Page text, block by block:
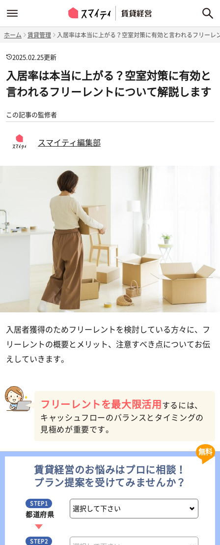
ホーム 賃貸管理 入居率は本当に上がる？空室対策に有効と言われるフリーレ
2025.02.25更新
入居率は本当に上がる？空室対策に有効と
言われるフリーレントについて解説します
この記事の監修者
スマイティ編集部
入居者獲得のためフリーレントを検討している方々に、フ
リーレントの概要とメリット、注意すべき点についてお伝
えしていきます。
フリーレントを最大限活用 するには、
キャッシュフローのバランスとタイミングの
見極めが重要です。
賃貸経営のお悩みはプロに相談！
プラン提案を受けてみませんか？
無料
STEP1
都道府県
STEP2